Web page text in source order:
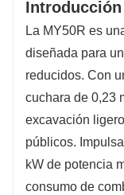
La MY50R es
diseñada para
reducidos. Con
cuchara de 0,23
excavación
públicos.
kW de potencia
consumo de